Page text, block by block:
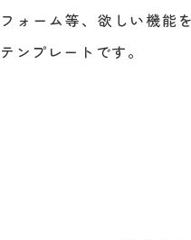
フォーム等、欲しい機能
テンプレートです。